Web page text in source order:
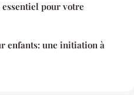
essentiel pour votre
enfants: une initiation à